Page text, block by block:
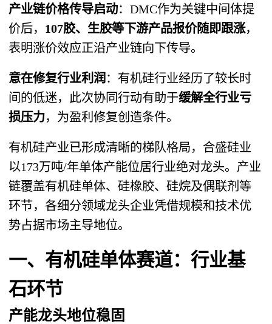
产业链价格传导启动：DMC作为关键中间体提
价后， 107胶、生胶等下游产品报价随即跟涨，
表明涨价效应正沿产业链向下传导。
意在修复行业利润 ：有机硅行业经历了较长时
间的低迷，此次协同行动有助于缓解全行业亏
损压力，为盈利修复创造条件。
有机硅产业已形成清晰的梯队格局，合盛硅业
以173万吨/年单体产能位居行业绝对龙头。产业
链覆盖有机硅单体、硅橡胶、硅烷及偶联剂等
环节，各细分领域龙头企业凭借规模和技术优
势占据市场主导地位。
一、有机硅单体赛道：行业基
石环节
产能龙头地位稳固